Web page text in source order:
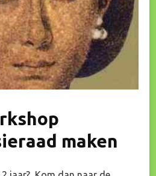
maken